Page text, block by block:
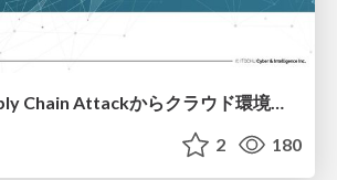
Software Supply Chain Attackからクラウド環境を守るためにできること
2 180